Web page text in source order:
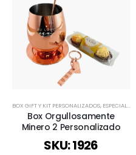
BOX GIFT Y KIT PERSONALIZADOS, ESPECIAL DÍA DEL MINERO
Box Orgullosamente
Minero 2 Personalizado
SKU: 1926